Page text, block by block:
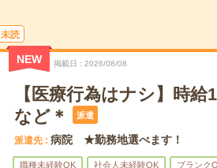
未読
NEW 掲載日 2026/08/08
【医療行為はナシ】時
など＊
派遣
派遣先 病院 ★勤務地選べます！
職種未経験OK 社会人未経験OK ブランク